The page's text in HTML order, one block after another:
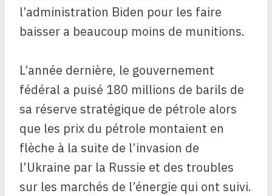
l’administration Biden pour les faire
baisser a beaucoup moins de munitions.
L’année dernière, le gouvernement
fédéral a puisé 180 millions de barils de
sa réserve stratégique de pétrole alors
que les prix du pétrole montaient en
flèche à la suite de l’invasion de
l’Ukraine par la Russie et des troubles
sur les marchés de l’énergie qui ont suivi.